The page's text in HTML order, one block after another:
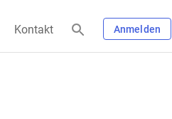
Kontakt Anmelden